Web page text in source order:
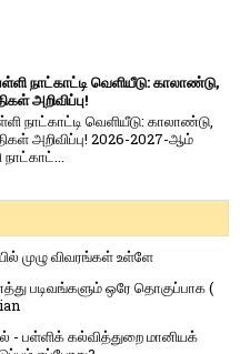
நாட்காட்டி வெளியீடு: காலாண்டு,
அறிவிப்பு!
நாட்காட்டி வெளியீடு: காலாண்டு,
அறிவிப்பு! 2026-2027-ஆம்
முழு விவரங்கள் உள்ளே
படிவங்களும் ஒரே தொகுப்பாக (
- பள்ளிக் கல்வித்துறை மானியக்